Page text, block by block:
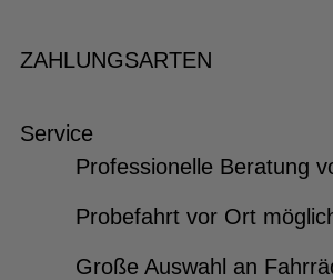
ZAHLUNGSARTEN
Service
Professionelle Beratung
Probefahrt vor Ort
Große Auswahl an